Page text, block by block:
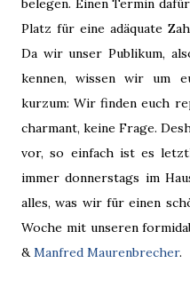
belegen. Einen Termin
Platz für eine adäquate
Da wir unser Publikum,
kennen, wissen wir um
kurzum: Wir finden euch
charmant, keine Frage.
vor, so einfach ist es
immer donnerstags im
alles, was wir für einen
Woche mit unseren
&Manfred Maurenbrecher.